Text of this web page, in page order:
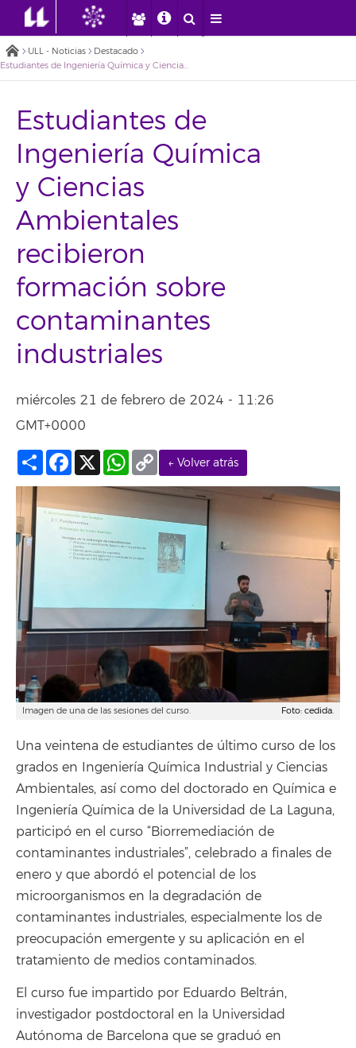
ULL - Noticias
Destacado
Estudiantes de Ingeniería Química y Ciencias Ambientales recibieron formación sobre contaminantes industriales
Estudiantes de
Ingeniería Química
y Ciencias
Ambientales
recibieron
formación sobre
contaminantes
industriales
miércoles 21 de febrero de 2024 - 11:26
GMT+0000
← Volver atrás
Compartir
Facebook
X WhatsApp
Copy
Link
Imagen de una de las sesiones del curso. Foto: cedida.
Una veintena de estudiantes de último curso de los
grados en Ingeniería Química Industrial y Ciencias
Ambientales, así como del doctorado en Química e
Ingeniería Química de la Universidad de La Laguna,
participó en el curso “Biorremediación de
contaminantes industriales”, celebrado a finales de
enero y que abordó el potencial de los
microorganismos en la degradación de
contaminantes industriales, especialmente los de
preocupación emergente y su aplicación en el
tratamiento de medios contaminados.
El curso fue impartido por Eduardo Beltrán,
investigador postdoctoral en la Universidad
Autónoma de Barcelona que se graduó en